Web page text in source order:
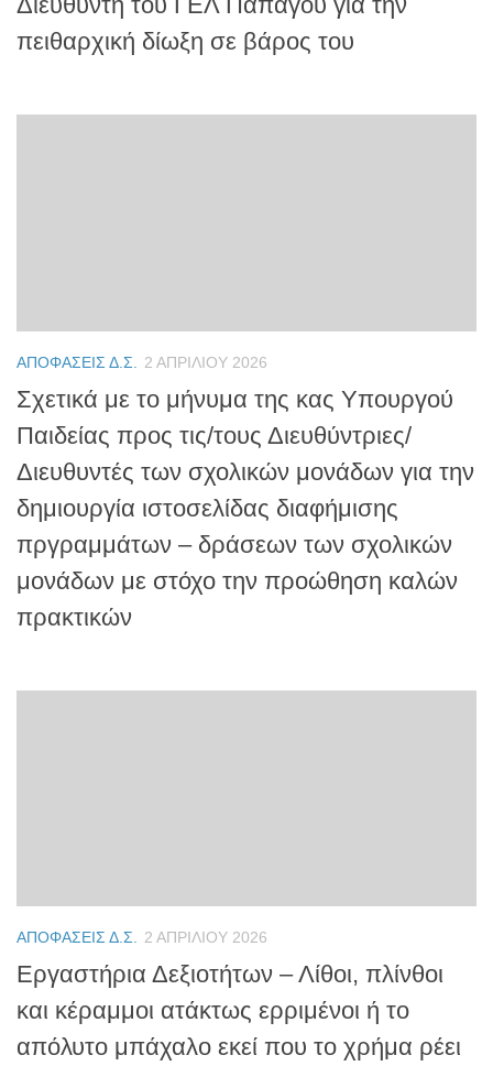
πειθαρχική δίωξη σε βάρος του
ΑΠΟΦΆΣΕΙΣ Δ.Σ. 2 ΑΠΡΙΛΊΟΥ 2026
Σχετικά με το μήνυμα της κας Υπουργού
Παιδείας προς τις/τους Διευθύντριες/
Διευθυντές των σχολικών μονάδων για την
δημιουργία ιστοσελίδας διαφήμισης
πργραμμάτων – δράσεων των σχολικών
μονάδων με στόχο την προώθηση καλών
πρακτικών
ΑΠΟΦΆΣΕΙΣ Δ.Σ. 2 ΑΠΡΙΛΊΟΥ 2026
Εργαστήρια Δεξιοτήτων – Λίθοι, πλίνθοι
και κέραμμοι ατάκτως ερριμένοι ή το
απόλυτο μπάχαλο εκεί που το χρήμα ρέει